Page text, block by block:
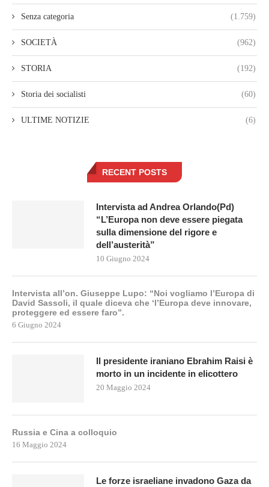
Senza categoria (1.759)
SOCIETÀ (962)
STORIA (192)
Storia dei socialisti (60)
ULTIME NOTIZIE (6)
RECENT POSTS
Intervista ad Andrea Orlando(Pd)
“L’Europa non deve essere piegata
sulla dimensione del rigore e
dell’austerità”
10 Giugno 2024
Intervista all’on. Giuseppe Lupo: “Noi vogliamo l’Europa di
David Sassoli, il quale diceva che ‘l’Europa deve innovare,
proteggere ed essere faro”.
6 Giugno 2024
Il presidente iraniano Ebrahim Raisi è
morto in un incidente in elicottero
20 Maggio 2024
Russia e Cina a colloquio
16 Maggio 2024
Le forze israeliane invadono Gaza da